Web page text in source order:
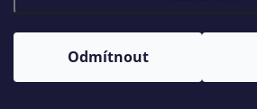
Odmítnout